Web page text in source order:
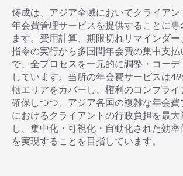
铸成は、アジア全域においてクライアン
年会費管理サービスを提供することに専
ます。費用計算、期限切れリマインダー
指令の実行から多国間年会費の集中支払
で、全プロセスを一元的に調整・コーデ
しています。当所の年会費サービスは
轄エリアをカバーし、権利のコンプライ
確保しつつ、アジア各国の複雑な年会費
におけるクライアントの行政負担を最大
し、集中化・可視化・自動化された効率
を実現することを目指しています。